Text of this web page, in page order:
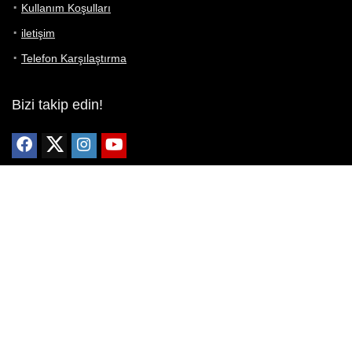
Kullanım Koşulları
iletişim
Telefon Karşılaştırma
Bizi takip edin!